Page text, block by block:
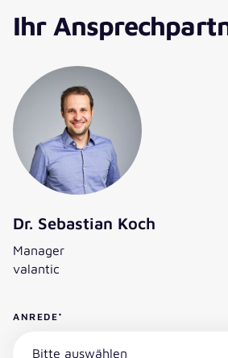
Ihr
Dr. Sebastian Koch
Manager
valantic
ANREDE*